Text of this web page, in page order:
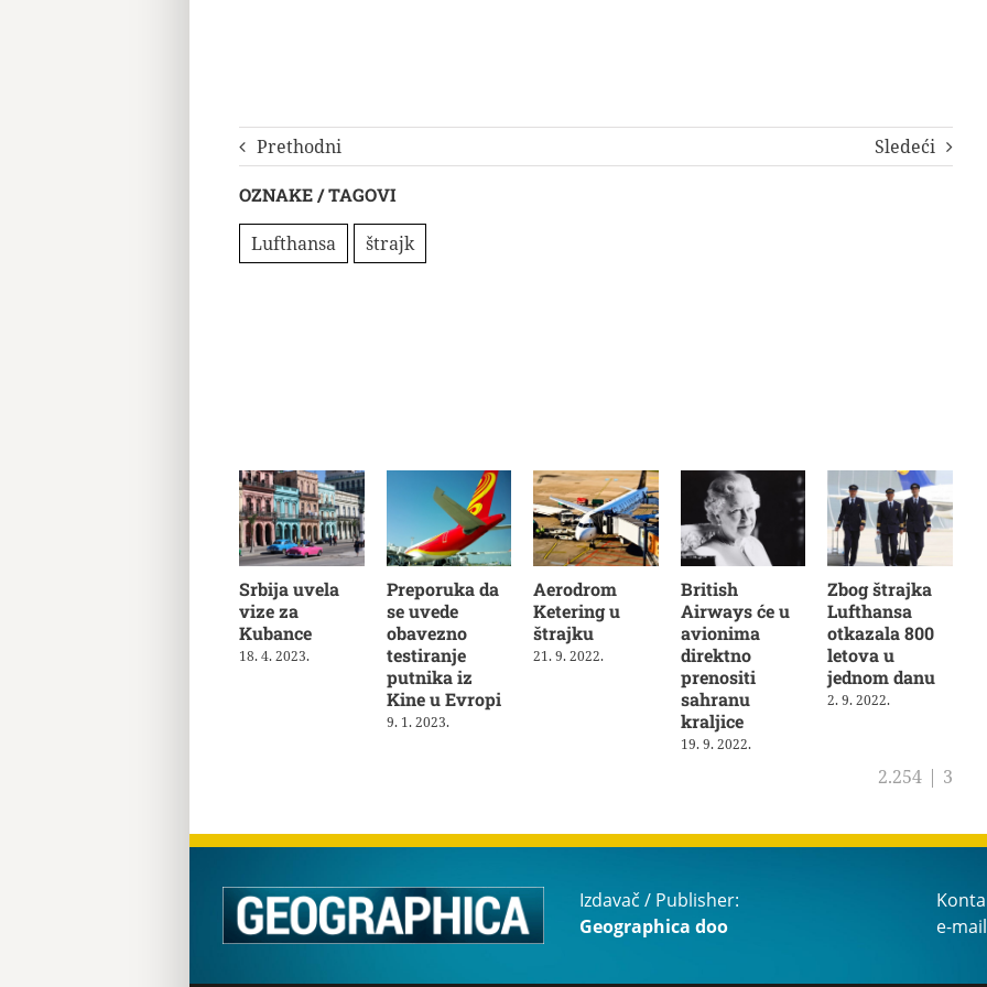
Prethodni Sledeći
OZNAKE / TAGOVI
Lufthansa štrajk
Srbija uvela
vize za
Kubance
18. 4. 2023.
Preporuka da
se uvede
obavezno
testiranje
putnika iz
Kine u Evropi
9. 1. 2023.
Aerodrom
Ketering u
štrajku
21. 9. 2022.
British
Airways će u
avionima
direktno
prenositi
sahranu
kraljice
19. 9. 2022.
Zbog štrajka
Lufthansa
otkazala 800
letova u
jednom danu
2. 9. 2022.
2.254 | 3
Izdavač / Publisher:
Geographica doo
e-